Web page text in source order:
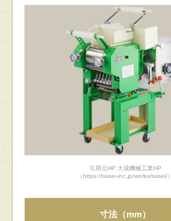
引用元HP:大成機械工業HP
（https://taisei-inc.jp/works/taisei/）
寸法（mm）